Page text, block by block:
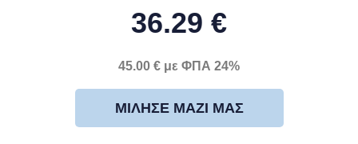
36.29 €
45.00 € με ΦΠΑ 24%
ΜΊΛΗΣΕ ΜΑΖΊ ΜΑΣ